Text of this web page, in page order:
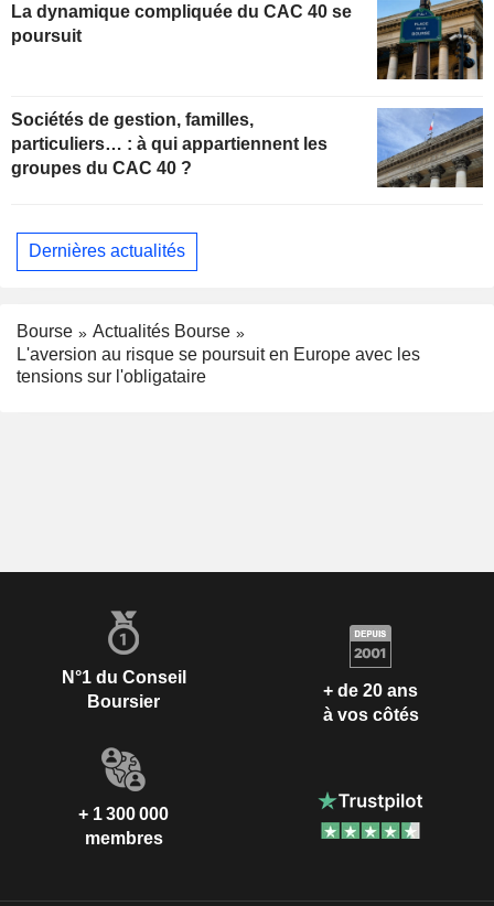
La dynamique compliquée du CAC 40 se
poursuit
Sociétés de gestion, familles,
particuliers… : à qui appartiennent les
groupes du CAC 40 ?
Dernières actualités
Bourse
Actualités Bourse
L'aversion au risque se poursuit en Europe avec les
tensions sur l'obligataire
N°1 du Conseil
Boursier
+ de 20 ans
à vos côtés
+ 1 300 000
membres